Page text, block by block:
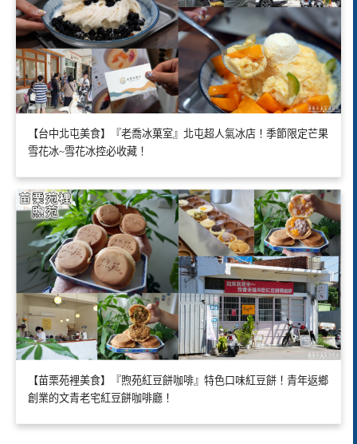
【台中北屯美食】『老喬冰菓室』北屯超人氣冰店！季節限定芒果
雪花冰~雪花冰控必收藏！
【苗栗苑裡美食】『煦苑紅豆餅咖啡』特色口味紅豆餅！青年返鄉
創業的文青老宅紅豆餅咖啡廳！